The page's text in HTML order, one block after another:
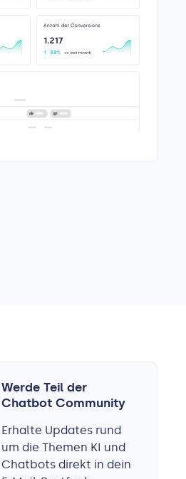
Werde Teil der
Chatbot Community
Erhalte Updates rund
um die Themen KI und
Chatbots direkt in dein